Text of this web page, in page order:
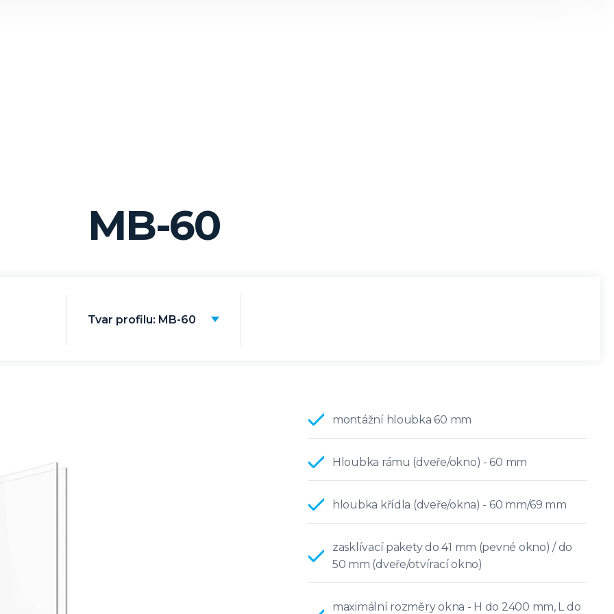
MB-60
Tvar profilu: MB-60
montážní hloubka 60 mm
Hloubka rámu (dveře/okno) - 60 mm
hloubka křídla (dveře/okna) - 60 mm/69 mm
zasklívací pakety do 41 mm (pevné okno) / do
50 mm (dveře/otvírací okno)
maximální rozměry okna - H do 2400 mm, L do